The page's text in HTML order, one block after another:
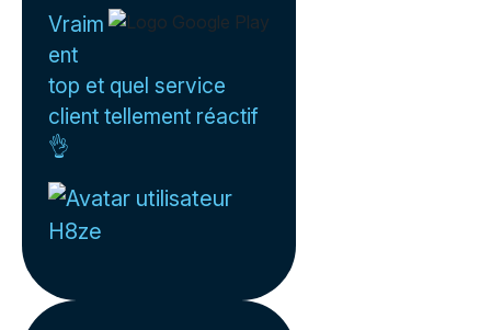
Vraim
ent
top et quel service
client tellement réactif
👌
H8ze